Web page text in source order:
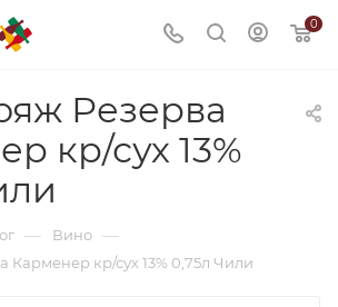
0
Резерва
кр/сух 13%
— Вино —
кр/сух 13% 0,75л Чили